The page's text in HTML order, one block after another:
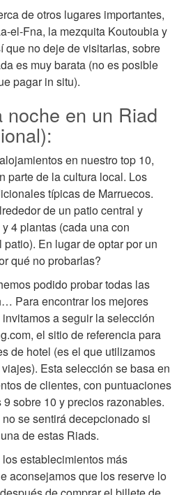
de otros lugares importantes,
el-Fna, la mezquita Koutoubia y
que no deje de visitarlas, sobre
es muy barata (no es posible
pagar in situ).
noche en un Riad
en nuestro top 10,
parte de la cultura local. Los
típicas de Marruecos.
de un patio central y
4 plantas (cada una con
En lugar de optar por un
qué no probarlas?
podido probar todas las
Para encontrar los mejores
a seguir la selección
el sitio de referencia para
de hotel (es el que utilizamos
Esta selección se basa en
de clientes, con puntuaciones
sobre 10 y precios razonables.
se sentirá decepcionado si
de estas Riads.
establecimientos más
aconsejamos que los reserve lo